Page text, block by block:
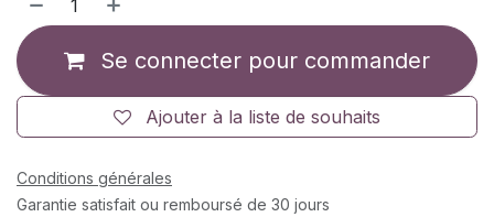
Se connecter pour commander
Ajouter à la liste de souhaits
Conditions générales
Garantie satisfait ou remboursé de 30 jours